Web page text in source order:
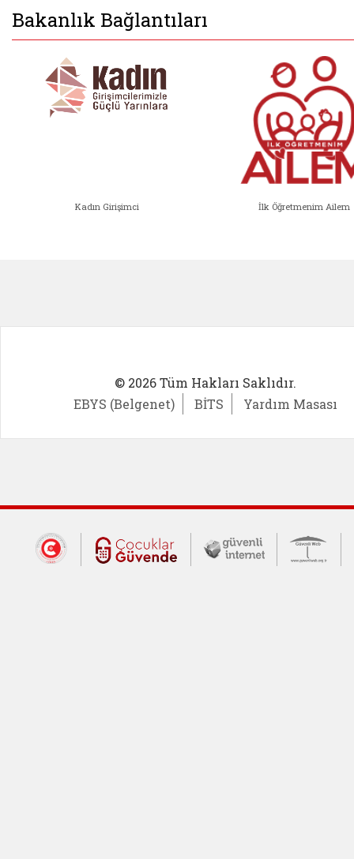
Bakanlık Bağlantıları
Kadın Girişimci İlk Öğretmenim Ailem
© 2026 Tüm Hakları Saklıdır.
EBYS (Belgenet)
BİTS Yardım Masası
Dış Bağlantılar
Cumhurbaşkanlığı İletişim Merkezi
Çocuklar Güvende (yeni
Güvenli